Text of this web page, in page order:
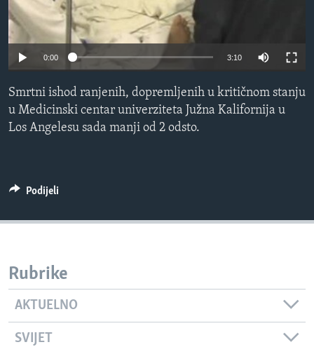
MAGAZIN
O GLASU AMERIKE
PRATITE NAS
0:00 3:10
Smrtni ishod ranjenih, dopremljenih u kritičnom stanju
u Medicinski centar univerziteta Južna Kalifornija u
Los Angelesu sada manji od 2 odsto.
Podijeli
Rubrike
AKTUELNO
SVIJET